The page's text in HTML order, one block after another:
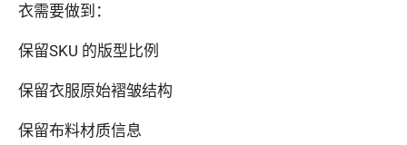
衣需要做到：
保留SKU 的版型比例
保留衣服原始褶皱结构
保留布料材质信息